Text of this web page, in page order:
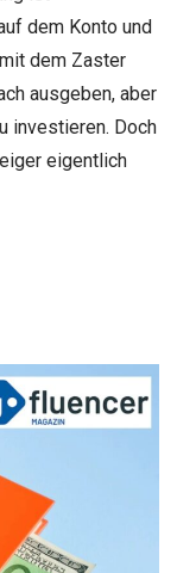
dem Konto und
dem Zaster
ausgeben, aber
investieren. Doch
eigentlich